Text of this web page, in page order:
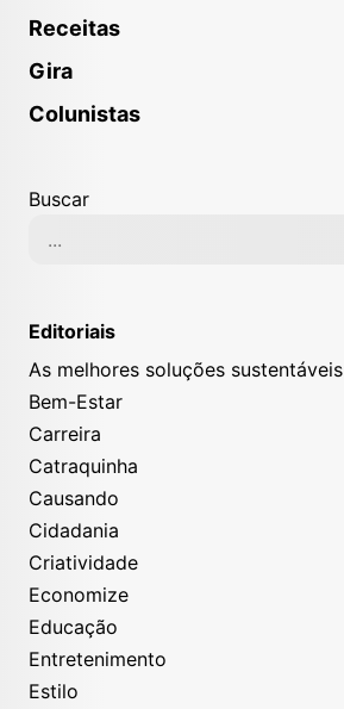
Receitas
Gira
Colunistas
Buscar
Editoriais
As melhores soluções sustentáveis
Bem-Estar
Carreira
Catraquinha
Causando
Cidadania
Criatividade
Economize
Educação
Entretenimento
Estilo